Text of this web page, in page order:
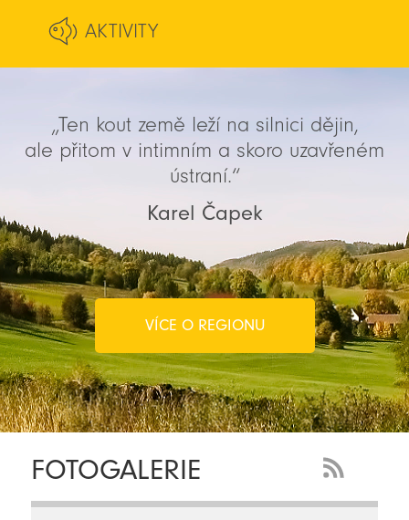
AKTIVITY
„Ten kout země leží na silnici dějin,
ale přitom v intimním a skoro uzavřeném
ústraní.“
Karel Čapek
VÍCE O REGIONU
FOTOGALERIE
Feed